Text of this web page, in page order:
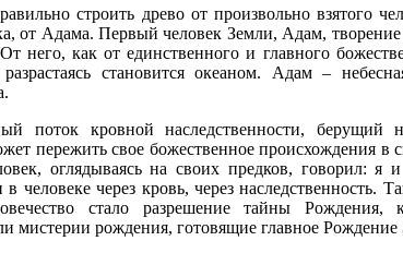
строить древо от произвольно взятого
от Адама. Первый человек Земли, Адам,
него, как от единственного и главного
становится океаном. Адам –
поток кровной наследственности, берущий
пережить свое божественное происхождения в
оглядываясь на своих предков, говорил:
человеке через кровь, через наследственность.
стало разрешение тайны Рождения,
мистерии рождения, готовящие главное Рождение